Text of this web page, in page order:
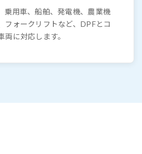
乗用車、船舶、発電機、農業機
フォークリフトなど、DPFとコ
両に対応します。